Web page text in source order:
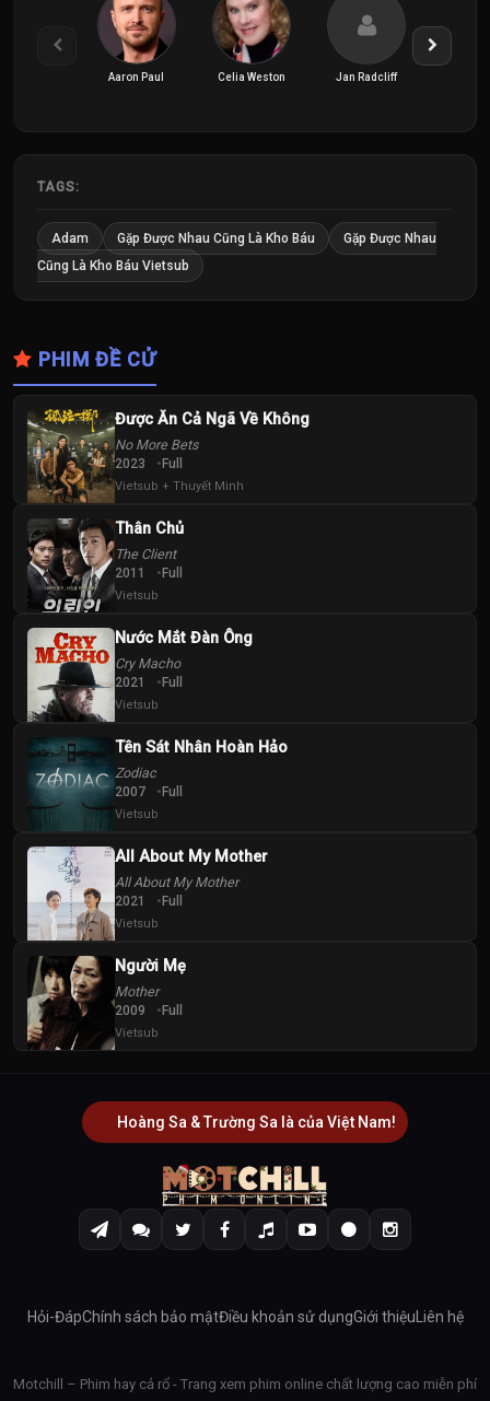
Aaron Paul Celia Weston Jan Radcliff
TAGS:
Adam Gặp Được Nhau Cũng Là Kho Báu
Gặp Được Nhau
Cũng Là Kho Báu Vietsub
PHIM ĐỀ CỬ
Được Ăn Cả Ngã Về Không
No More Bets
2023 Full
Vietsub + Thuyết Minh
Thân Chủ
The Client
2011 Full
Vietsub
Nước Mắt Đàn Ông
Cry Macho
2021 Full
Vietsub
Tên Sát Nhân Hoàn Hảo
Zodiac
2007 Full
Vietsub
All About My Mother
All About My Mother
2021 Full
Vietsub
Người Mẹ
Mother
2009 Full
Vietsub
Hoàng Sa & Trường Sa là của Việt Nam!
Hỏi-ĐápChính sách bảo mậtĐiều khoản sử dụngGiới thiệu Liên hệ
Motchill – Phim hay cả rổ - Trang xem phim online chất lượng cao miễn phí